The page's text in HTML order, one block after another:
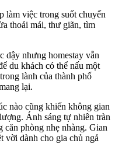
làm việc trong suốt chuyến
thoải mái, thư giãn, tìm
dậy nhưng homestay vẫn
du khách có thể nấu một
lành của thành phố
lại.
nào cũng khiến không gian
Ánh sáng tự nhiên tràn
căn phòng nhẹ nhàng. Gian
vời dành cho gia chủ ngả